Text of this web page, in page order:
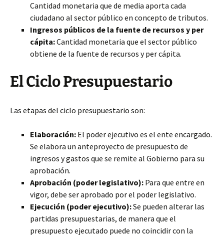
Cantidad monetaria que de media aporta cada
ciudadano al sector público en concepto de tributos.
Ingresos públicos de la fuente de recursos y per
cápita:Cantidad monetaria que el sector público
obtiene de la fuente de recursos y per cápita.
El Ciclo Presupuestario
Las etapas del ciclo presupuestario son:
Elaboración: El poder ejecutivo es el ente encargado.
Se elabora un anteproyecto de presupuesto de
ingresos y gastos que se remite al Gobierno para su
aprobación.
Aprobación (poder legislativo): Para que entre en
vigor, debe ser aprobado por el poder legislativo.
Ejecución (poder ejecutivo):Se pueden alterar las
partidas presupuestarias, de manera que el
presupuesto ejecutado puede no coincidir con la